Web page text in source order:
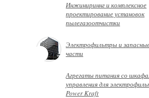
Инжинириннг и комплексное
проектирование установок
пылегазоотчистки
Электрофильтры и
части
Агрегаты питания со
управления для
Power Kraft